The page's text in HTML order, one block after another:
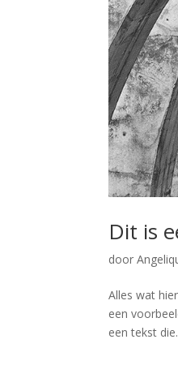
Dit is
door
Alles wat
een
een tekst